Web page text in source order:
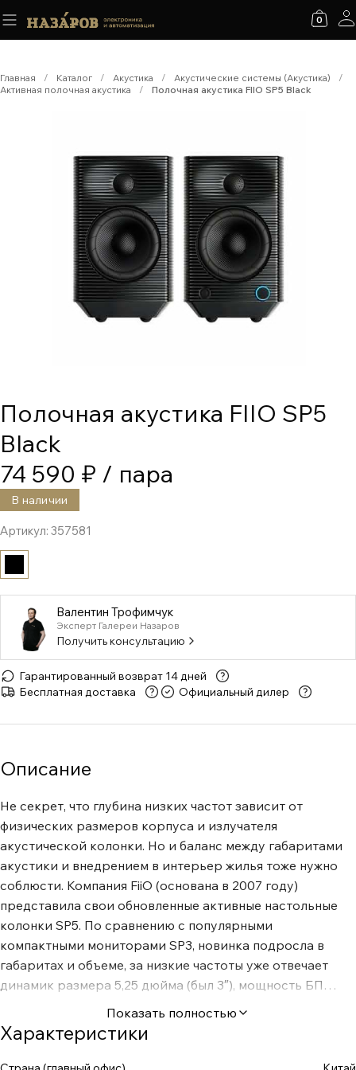
0
Главная / Каталог / Акустика / Акустические системы (Акустика)
/
Активная полочная акустика
/ Полочная акустика FIIO SP5 Black
Полочная акустика FIIO SP5
Black
74 590 ₽ / пара
В наличии
Артикул: 357581
Валентин Трофимчук
Эксперт Галереи Назаров
Получить консультацию
Гарантированный возврат 14 дней
Бесплатная доставка
Официальный дилер
Описание
Не секрет, что глубина низких частот зависит от
физических размеров корпуса и излучателя
акустической колонки. Но и баланс между габаритами
акустики и внедрением в интерьер жилья тоже нужно
соблюсти. Компания FiiO (основана в 2007 году)
представила свои обновленные активные настольные
колонки SP5. По сравнению с популярными
компактными мониторами SP3, новинка подросла в
габаритах и объеме, за низкие частоты уже отвечает
динамик размера 5,25 дюйма (был 3″), мощность БП
возросла до 120 Вт в каждой колонке. На данный
момент это флагманская звуковая система у бренда, она
может использоваться как в домашних условиях, так и в
студиях звукозаписи. Узнаем подробнее ее
Показать полностью
Характеристики